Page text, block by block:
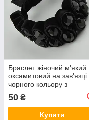
Браслет жіночий м'який
оксамитовий на зав'язці
чорного кольору з
чорними кристалами
ширина браслета 30 мм
50 ₴
Купити